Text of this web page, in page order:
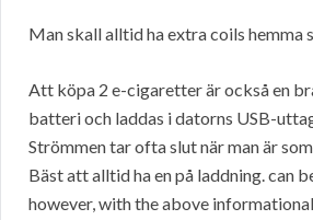
Man skall alltid ha extra coils hemma
Att köpa 2 e-cigaretter är också en
batteri och laddas i datorns USB-
Strömmen tar ofta slut när man är
Bäst att alltid ha en på laddning. can
however, with the above